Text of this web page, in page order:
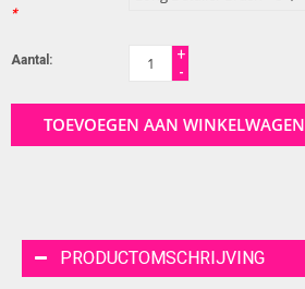
*
Aantal:
+
-
TOEVOEGEN AAN WINKELWAGEN
PRODUCTOMSCHRIJVING